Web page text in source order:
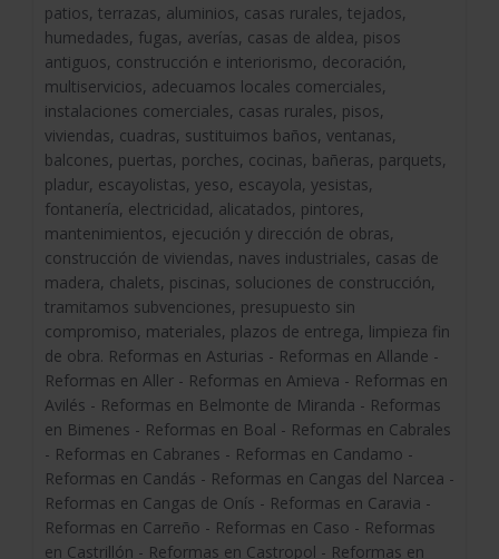
patios, terrazas, aluminios, casas rurales, tejados,
humedades, fugas, averías, casas de aldea, pisos
antiguos, construcción e interiorismo, decoración,
multiservicios, adecuamos locales comerciales,
instalaciones comerciales, casas rurales, pisos,
viviendas, cuadras, sustituimos baños, ventanas,
balcones, puertas, porches, cocinas, bañeras, parquets,
pladur, escayolistas, yeso, escayola, yesistas,
fontanería, electricidad, alicatados, pintores,
mantenimientos, ejecución y dirección de obras,
construcción de viviendas, naves industriales, casas de
madera, chalets, piscinas, soluciones de construcción,
tramitamos subvenciones, presupuesto sin
compromiso, materiales, plazos de entrega, limpieza fin
de obra. Reformas en Asturias - Reformas en Allande -
Reformas en Aller - Reformas en Amieva - Reformas en
Avilés - Reformas en Belmonte de Miranda - Reformas
en Bimenes - Reformas en Boal - Reformas en Cabrales
- Reformas en Cabranes - Reformas en Candamo -
Reformas en Candás - Reformas en Cangas del Narcea -
Reformas en Cangas de Onís - Reformas en Caravia -
Reformas en Carreño - Reformas en Caso - Reformas
en Castrillón - Reformas en Castropol - Reformas en